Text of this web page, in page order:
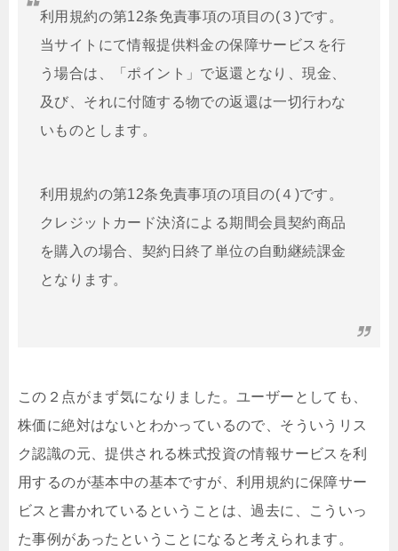
利用規約の第12条免責事項の項目の(３)です。
当サイトにて情報提供料金の保障サービスを行
う場合は、「ポイント」で返還となり、現金、
及び、それに付随する物での返還は一切行わな
いものとします。
利用規約の第12条免責事項の項目の(４)です。
クレジットカード決済による期間会員契約商品
を購入の場合、契約日終了単位の自動継続課金
となります。
この２点がまず気になりました。ユーザーとしても、
株価に絶対はないとわかっているので、そういうリス
ク認識の元、提供される株式投資の情報サービスを利
用するのが基本中の基本ですが、利用規約に保障サー
ビスと書かれているということは、過去に、こういっ
た事例があったということになると考えられます。